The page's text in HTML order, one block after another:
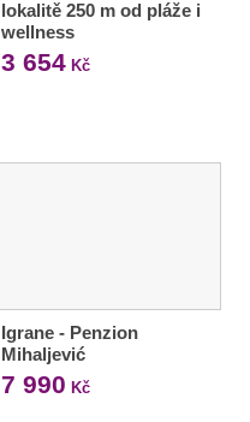
lokalitě 250 m od pláže i
wellness
3 654Kč
Igrane - Penzion
Mihaljević
7 990 Kč